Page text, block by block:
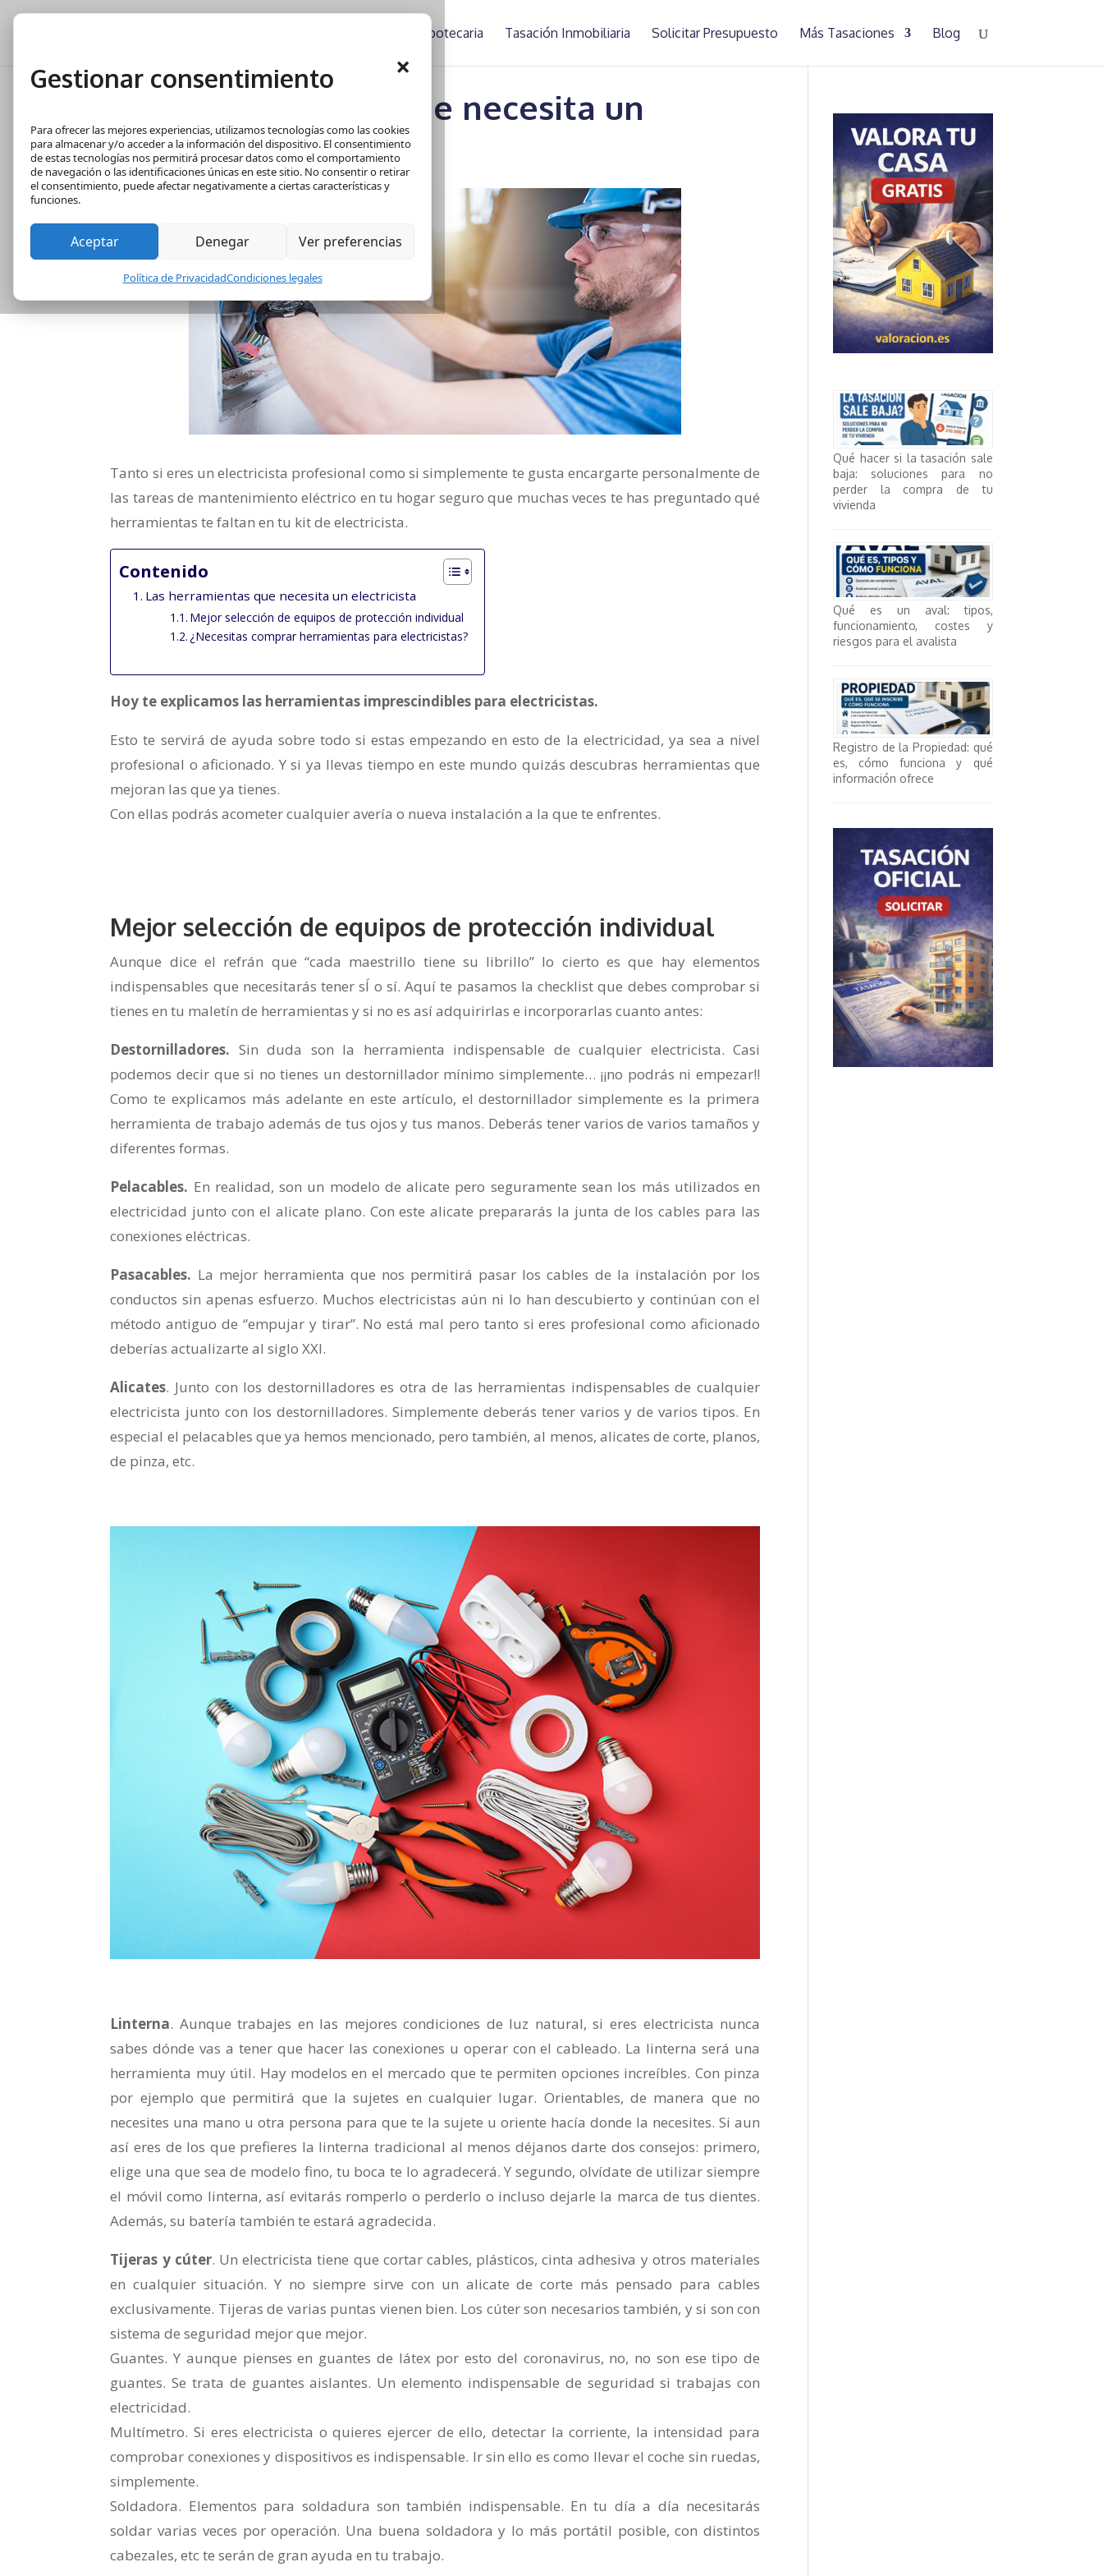
Gestionar consentimiento ×
Para ofrecer las mejores experiencias, utilizamos tecnologías como las cookies
para almacenar y/o acceder a la información del dispositivo. El consentimiento
de estas tecnologías nos permitirá procesar datos como el comportamiento
de navegación o las identificaciones únicas en este sitio. No consentir o retirar
el consentimiento, puede afectar negativamente a ciertas características y
funciones.
Aceptar Denegar Ver preferencias
Política de PrivacidadCondiciones legales
Tasación Hipotecaria Tasación Inmobiliaria Solicitar Presupuesto Más Tasaciones Blog
Las herramientas que necesita un
electricista
Tanto si eres un electricista profesional como si simplemente te gusta encargarte personalmente de
las tareas de mantenimiento eléctrico en tu hogar seguro que muchas veces te has preguntado qué
herramientas te faltan en tu kit de electricista.
Contenido
Las herramientas que necesita un electricista
Mejor selección de equipos de protección individual
¿Necesitas comprar herramientas para electricistas?
Hoy te explicamos las herramientas imprescindibles para electricistas.
Esto te servirá de ayuda sobre todo si estas empezando en esto de la electricidad, ya sea a nivel
profesional o aficionado. Y si ya llevas tiempo en este mundo quizás descubras herramientas que
mejoran las que ya tienes.
Con ellas podrás acometer cualquier avería o nueva instalación a la que te enfrentes.
Mejor selección de equipos de protección individual
Aunque dice el refrán que “cada maestrillo tiene su librillo” lo cierto es que hay elementos
indispensables que necesitarás tener sÍ o sí. Aquí te pasamos la checklist que debes comprobar si
tienes en tu maletín de herramientas y si no es así adquirirlas e incorporarlas cuanto antes:
Destornilladores. Sin duda son la herramienta indispensable de cualquier electricista. Casi
podemos decir que si no tienes un destornillador mínimo simplemente… ¡¡no podrás ni empezar!!
Como te explicamos más adelante en este artículo, el destornillador simplemente es la primera
herramienta de trabajo además de tus ojos y tus manos. Deberás tener varios de varios tamaños y
diferentes formas.
Pelacables. En realidad, son un modelo de alicate pero seguramente sean los más utilizados en
electricidad junto con el alicate plano. Con este alicate prepararás la junta de los cables para las
conexiones eléctricas.
Pasacables. La mejor herramienta que nos permitirá pasar los cables de la instalación por los
conductos sin apenas esfuerzo. Muchos electricistas aún ni lo han descubierto y continúan con el
método antiguo de “empujar y tirar”. No está mal pero tanto si eres profesional como aficionado
deberías actualizarte al siglo XXI.
Alicates. Junto con los destornilladores es otra de las herramientas indispensables de cualquier
electricista junto con los destornilladores. Simplemente deberás tener varios y de varios tipos. En
especial el pelacables que ya hemos mencionado, pero también, al menos, alicates de corte, planos,
de pinza, etc.
Linterna. Aunque trabajes en las mejores condiciones de luz natural, si eres electricista nunca
sabes dónde vas a tener que hacer las conexiones u operar con el cableado. La linterna será una
herramienta muy útil. Hay modelos en el mercado que te permiten opciones increíbles. Con pinza
por ejemplo que permitirá que la sujetes en cualquier lugar. Orientables, de manera que no
necesites una mano u otra persona para que te la sujete u oriente hacía donde la necesites. Si aun
así eres de los que prefieres la linterna tradicional al menos déjanos darte dos consejos: primero,
elige una que sea de modelo fino, tu boca te lo agradecerá. Y segundo, olvídate de utilizar siempre
el móvil como linterna, así evitarás romperlo o perderlo o incluso dejarle la marca de tus dientes.
Además, su batería también te estará agradecida.
Tijeras y cúter. Un electricista tiene que cortar cables, plásticos, cinta adhesiva y otros materiales
en cualquier situación. Y no siempre sirve con un alicate de corte más pensado para cables
exclusivamente. Tijeras de varias puntas vienen bien. Los cúter son necesarios también, y si son con
sistema de seguridad mejor que mejor.
Guantes. Y aunque pienses en guantes de látex por esto del coronavirus, no, no son ese tipo de
guantes. Se trata de guantes aislantes. Un elemento indispensable de seguridad si trabajas con
electricidad.
Multímetro. Si eres electricista o quieres ejercer de ello, detectar la corriente, la intensidad para
comprobar conexiones y dispositivos es indispensable. Ir sin ello es como llevar el coche sin ruedas,
simplemente.
Soldadora. Elementos para soldadura son también indispensable. En tu día a día necesitarás
soldar varias veces por operación. Una buena soldadora y lo más portátil posible, con distintos
cabezales, etc te serán de gran ayuda en tu trabajo.
Qué hacer si la tasación sale
baja: soluciones para no
perder la compra de tu
vivienda
Qué es un aval: tipos,
funcionamiento, costes y
riesgos para el avalista
Registro de la Propiedad: qué
es, cómo funciona y qué
información ofrece